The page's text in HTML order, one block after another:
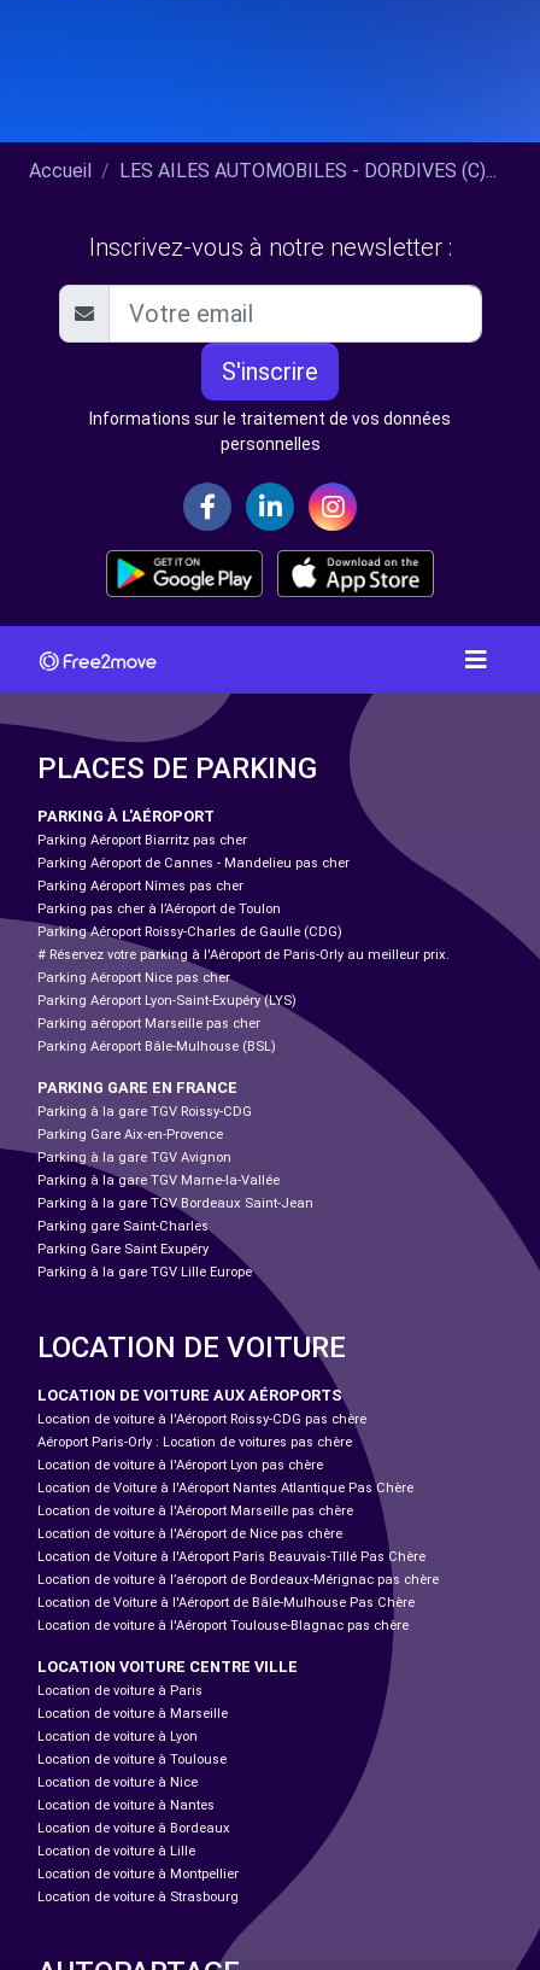
Accueil LES AILES AUTOMOBILES - DORDIVES (C)...
Inscrivez-vous à notre newsletter :
S'inscrire
Informations sur le traitement de vos données
personnelles
PLACES DE PARKING
PARKING À L'AÉROPORT
Parking Aéroport Biarritz pas cher
Parking Aéroport de Cannes - Mandelieu pas cher
Parking Aéroport Nîmes pas cher
Parking pas cher à l’Aéroport de Toulon
Parking Aéroport Roissy-Charles de Gaulle (CDG)
# Réservez votre parking à l'Aéroport de Paris-Orly au meilleur prix.
Parking Aéroport Nice pas cher
Parking Aéroport Lyon-Saint-Exupéry (LYS)
Parking aéroport Marseille pas cher
Parking Aéroport Bâle-Mulhouse (BSL)
PARKING GARE EN FRANCE
Parking à la gare TGV Roissy-CDG
Parking Gare Aix-en-Provence
Parking à la gare TGV Avignon
Parking à la gare TGV Marne-la-Vallée
Parking à la gare TGV Bordeaux Saint-Jean
Parking gare Saint-Charles
Parking Gare Saint Exupéry
Parking à la gare TGV Lille Europe
LOCATION DE VOITURE
LOCATION DE VOITURE AUX AÉROPORTS
Location de voiture à l'Aéroport Roissy-CDG pas chère
Aéroport Paris-Orly : Location de voitures pas chère
Location de voiture à l'Aéroport Lyon pas chère
Location de Voiture à l'Aéroport Nantes Atlantique Pas Chère
Location de voiture à l'Aéroport Marseille pas chère
Location de voiture à l'Aéroport de Nice pas chère
Location de Voiture à l'Aéroport Paris Beauvais-Tillé Pas Chère
Location de voiture à l’aéroport de Bordeaux-Mérignac pas chère
Location de Voiture à l'Aéroport de Bâle-Mulhouse Pas Chère
Location de voiture à l'Aéroport Toulouse-Blagnac pas chère
LOCATION VOITURE CENTRE VILLE
Location de voiture à Paris
Location de voiture à Marseille
Location de voiture à Lyon
Location de voiture à Toulouse
Location de voiture à Nice
Location de voiture à Nantes
Location de voiture à Bordeaux
Location de voiture à Lille
Location de voiture à Montpellier
Location de voiture à Strasbourg